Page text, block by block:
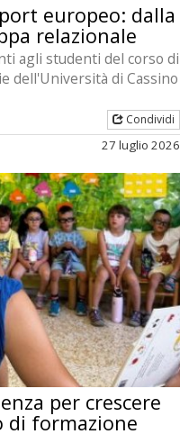
europeo: dalla
relazionale
agli studenti del corso di
dell'Università di Cassino
Condividi
27 luglio 2026
per crescere
di formazione